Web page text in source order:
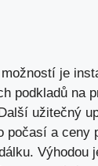
je
podkladů na
užitečný
počasí a ceny
Výhodou